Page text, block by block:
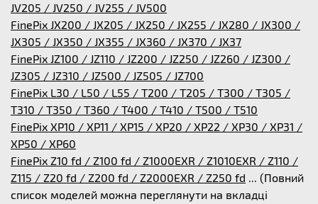
JV205 / JV250 / JV255 / JV500
FinePix JX200 / JX205 / JX250 / JX255 / JX280 / JX300 /
JX305 / JX350 / JX355 / JX360 / JX370 / JX37
FinePix JZ100 / JZ110 / JZ200 / JZ250 / JZ260 / JZ300 /
JZ305 / JZ310 / JZ500 / JZ505 / JZ700
FinePix L30 / L50 / L55 / T200 / T205 / T300 / T305 /
T310 / T350 / T360 / T400 / T410 / T500 / T510
FinePix XP10 / XP11 / XP15 / XP20 / XP22 / XP30 / XP31 /
XP50 / XP60
FinePix Z10 fd / Z100 fd / Z1000EXR / Z1010EXR / Z110 /
Z115 / Z20 fd / Z200 fd / Z2000EXR / Z250 fd ... (Повний
список моделей можна переглянути на вкладці